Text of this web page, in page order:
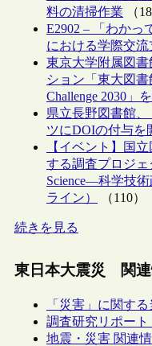
料の清掃作業 （
E2902 – 「わかっ
における学際交
東京大学附属図
ション「東大図
Challenge 2030」
県立長野図書館
ツにDOIの付与を
【イベント】国
する調査プロジ
Science―科学技
ライン）
（110）
続きを見る
東日本大震災 関連
「災害」に関す
調査研究リポート
地震・災害 関連